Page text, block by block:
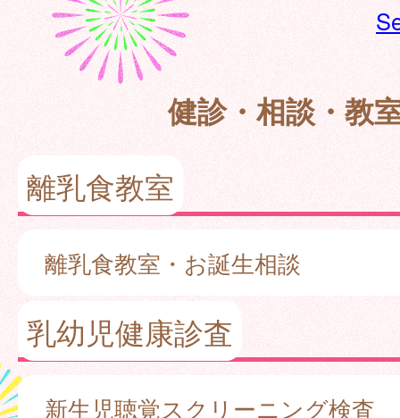
健診・相談・教
離乳食教室
離乳食教室・お誕生相談
乳幼児健康診査
新生児聴覚スクリーニング検査